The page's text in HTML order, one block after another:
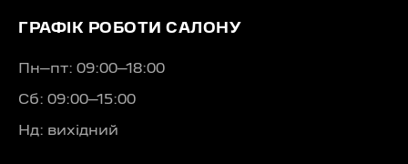
ГРАФІК РОБОТИ САЛОНУ
Пн–пт: 09:00–18:00
Сб: 09:00–15:00
Нд: вихідний